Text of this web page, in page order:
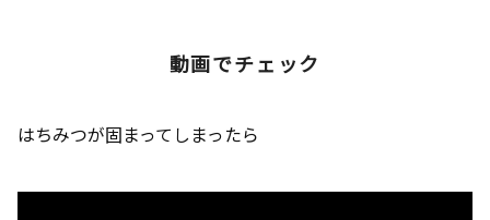
動画でチェック
はちみつが固まってしまったら